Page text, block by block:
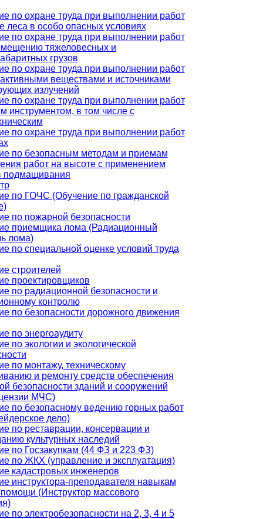
по охране труда при выполнении работ
леса в особо опасных условиях
по охране труда при выполнении работ
тяжеловесных и
грузов
по охране труда при выполнении работ
веществами и источниками
излучений
по охране труда при выполнении работ
инструментом, в том числе с
по охране труда при выполнении работ
по безопасным методам и приемам
работ на высоте с применением
подмащивания
по ГОЧС (Обучение по гражданской
по пожарной безопасности
приемщика лома (Радиационный
лома)
по специальной оценке условий труда
строителей
проектировщиков
по радиационной безопасности и
контролю
по безопасности дорожного движения
по энергоаудиту
по экологии и экологической
по монтажу, техническому
и ремонту средств обеспечения
безопасности зданий и сооружений
МЧС)
по безопасному ведению горных работ
дело)
по реставрации, консервации и
культурных наследий
по Госзакупкам (44 ФЗ и 223 ФЗ)
по ЖКХ (управление и эксплуатация)
кадастровых инженеров
инструктора-преподавателя навыкам
(Инструктор массового
по электробезопасности на 2, 3, 4 и 5